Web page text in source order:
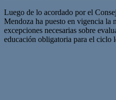
Luego de lo acordado por el
Mendoza ha puesto en vigencia la
excepciones necesarias sobre
educación obligatoria para el ciclo